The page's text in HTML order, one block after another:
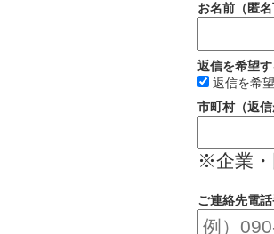
お名前（匿名
返信を希望す
返信を希
市町村（返信
※企業・
ご連絡先電